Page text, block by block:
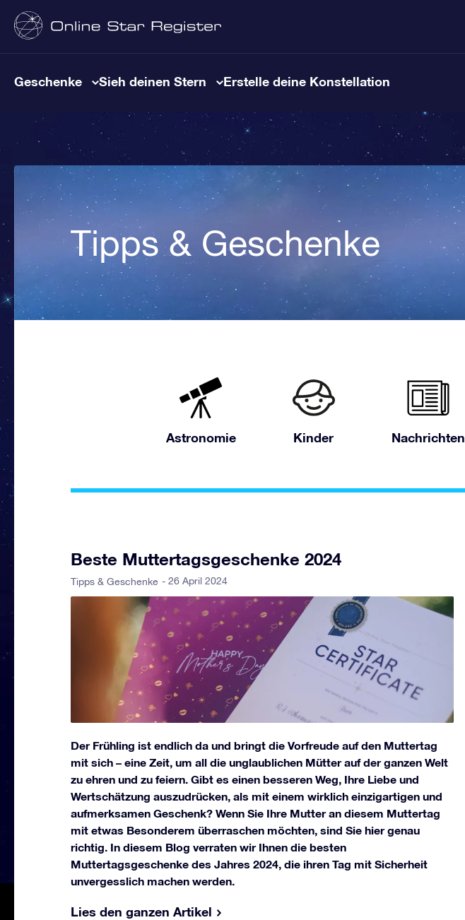
Geschenke Sieh deinen Stern Erstelle deine Konstellation
Tipps & Geschenke
Astronomie Kinder Nachrichten
Beste Muttertagsgeschenke 2024
Tipps & Geschenke - 26 April 2024
Der Frühling ist endlich da und bringt die Vorfreude auf den Muttertag
mit sich – eine Zeit, um all die unglaublichen Mütter auf der ganzen Welt
zu ehren und zu feiern. Gibt es einen besseren Weg, Ihre Liebe und
Wertschätzung auszudrücken, als mit einem wirklich einzigartigen und
aufmerksamen Geschenk? Wenn Sie Ihre Mutter an diesem Muttertag
mit etwas Besonderem überraschen möchten, sind Sie hier genau
richtig. In diesem Blog verraten wir Ihnen die besten
Muttertagsgeschenke des Jahres 2024, die ihren Tag mit Sicherheit
unvergesslich machen werden.
Lies den ganzen Artikel